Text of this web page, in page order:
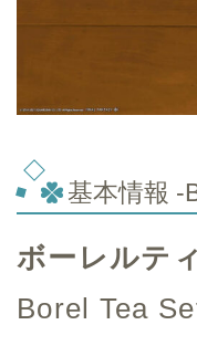
基本情報 -
ボーレルテ
Borel Tea